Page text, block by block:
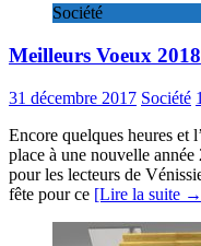
Société
Meilleurs Voeux 2018
31 décembre 2017 Société 1
Encore quelques heures et
place à une nouvelle
pour les lecteurs de
fête pour ce [Lire la suite